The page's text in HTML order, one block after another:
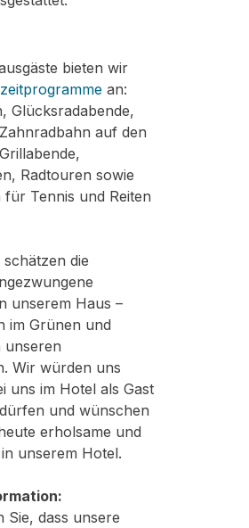
bieten wir
an:
Glücksradabende,
auf den
Radtouren sowie
für Tennis und Reiten
die
unserem Haus –
im Grünen und
unseren
Wir würden uns
uns im Hotel als Gast
und wünschen
erholsame und
unserem Hotel.
Sie, dass unsere